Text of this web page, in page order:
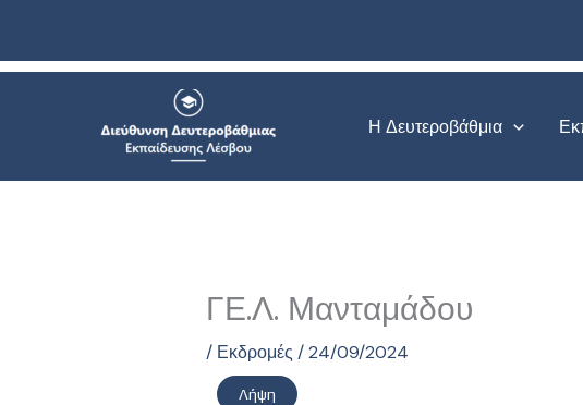
περιεχόμενο
Η Δευτεροβάθμια
ΓΕ.Λ. Μανταμάδου
/ Εκδρομές /24/09/2024
Λήψη